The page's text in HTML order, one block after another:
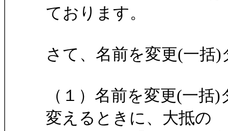
ております。
さて、名前を変更(一括
（１）名前を変更(一
変えるときに、大抵の